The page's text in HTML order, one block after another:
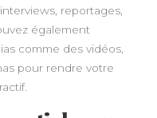
reportages,
également
comme des vidéos,
pour rendre votre